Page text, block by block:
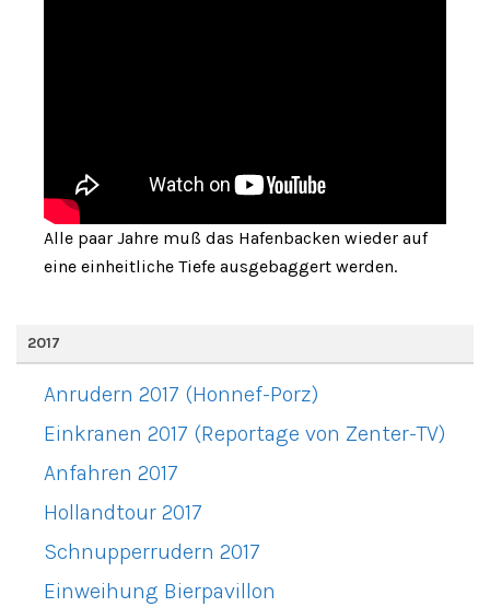
Alle paar Jahre muß das Hafenbacken wieder auf
eine einheitliche Tiefe ausgebaggert werden.
2017
Anrudern 2017 (Honnef-Porz)
Einkranen 2017 (Reportage von Zenter-TV)
Anfahren 2017
Hollandtour 2017
Schnupperrudern 2017
Einweihung Bierpavillon